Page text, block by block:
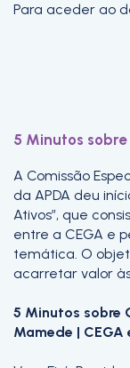
Para aceder ao
5 Minutos
A Comissão
da APDA deu
Ativos”, que
entre a CEGA e
temática. O
acarretar valor
5 Minutos sobre
Mamede | CEGA